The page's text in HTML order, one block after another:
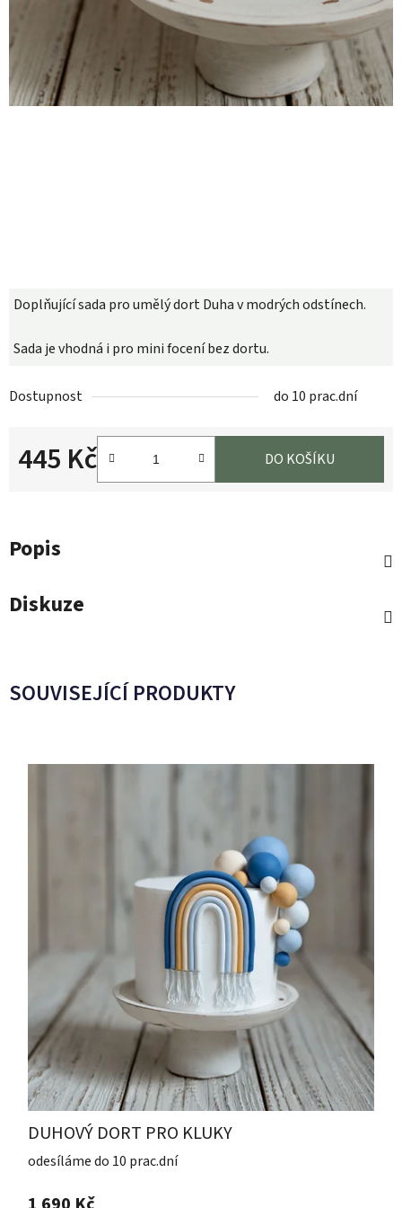
Doplňující sada pro umělý dort Duha v modrých odstínech.
Sada je vhodná i pro mini focení bez dortu.
Dostupnost do 10 prac.dní
445 Kč DO KOŠÍKU
Popis
Diskuze
SOUVISEJÍCÍ PRODUKTY
DUHOVÝ DORT PRO KLUKY
odesíláme do 10 prac.dní